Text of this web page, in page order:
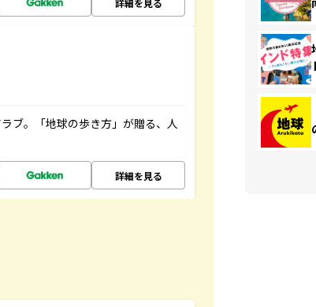
ブ。「地球の歩き方」が贈る、人
詳細を見る